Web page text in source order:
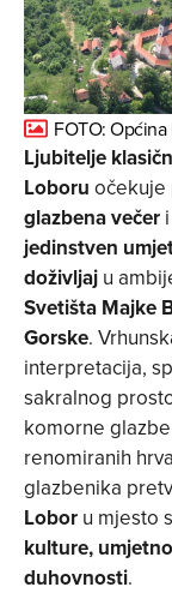
FOTO: Općina
Ljubitelje
Loboru očekuje
glazbena večer i
jedinstven
doživljaj u
Svetišta Majke
Gorske.
interpretacija,
sakralnog
komorne
renomiranih
glazbenika
Lobor u mjesto
kulture,
duhovnosti.